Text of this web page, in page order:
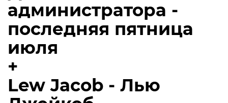
администратора -
последняя пятница
июля
+
Lew Jacob - Лью